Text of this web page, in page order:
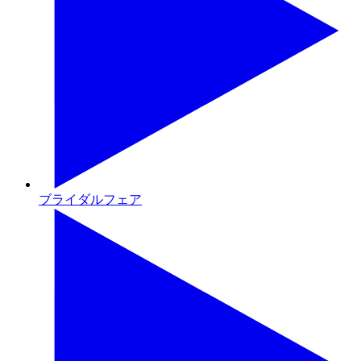
ブライダルフェア